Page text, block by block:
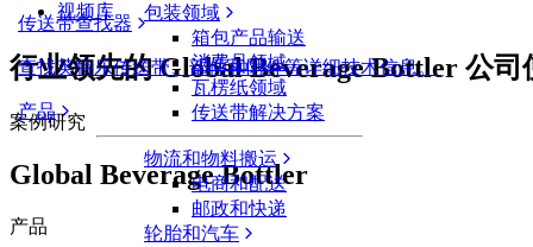
传送带查找器
查找英特乐传送带、部件和附件等详细技术信息。
产品
包装领域
箱包产品输送
消费品领域
瓦楞纸领域
传送带解决方案
物流和物料搬运
电商和配送
邮政和快递
轮胎和汽车
视频库
行业领先的 Global Beverage Bottler 公
案例研究
Global Beverage Bottler
产品